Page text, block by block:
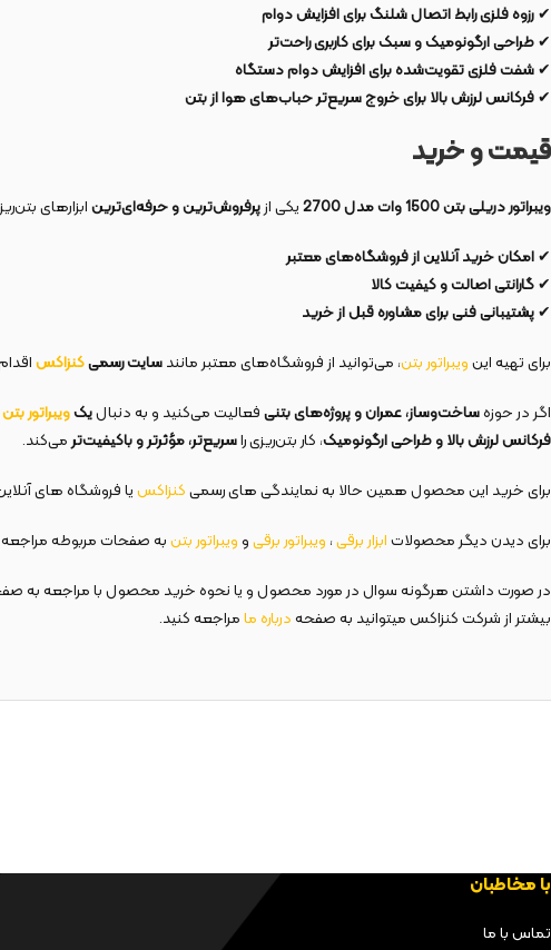
✔رزوه فلزی رابط اتصال شلنگ برای افزایش دوام
✔طراحی ارگونومیک و سبک برای کاربری راحت‌تر
✔شفت فلزی تقویت‌شده برای افزایش دوام دستگاه
✔فرکانس لرزش بالا برای خروج سریع‌تر حباب‌های هوا از بتن
قیمت و خرید
ویبراتور دریلی بتن 1500 وات مدل 2700 یکی ازپرفروش‌ترین و حرفه‌ای‌ترینابزارهای
✔امکان خرید آنلاین از فروشگاه‌های معتبر
✔گارانتی اصالت و کیفیت کالا
✔پشتیبانی فنی برای مشاوره قبل از خرید
برای تهیه اینویبراتور بتن، می‌توانید از فروشگاه‌های معتبر مانندسایت رسمیکنزاکس
اگر در حوزهساخت‌وساز، عمران و پروژه‌های بتنیفعالیت می‌کنید و به دنبالیکویبراتور بتن
فرکانس لرزش بالا و طراحی ارگونومیک، کار بتن‌ریزی راسریع‌تر، مؤثرتر و باکیفیت‌ترمی‌کند.
برای خرید این محصول همین حالا به نمایندگی های رسمیکنزاکسیا فروشگاه های
برای دیدن دیگر محصولاتابزاربرقی، ویبراتور برقیوویبراتور بتنبه صفحات مربوطه مراجعه
در صورت داشتن هرگونه سوال در مورد محصول و یا نحوه خرید محصول با مراجعه به
بیشتر از شرکت کنزاکس میتوانید به صفحهدرباره مامراجعه کنید.
با مخاطبان
تماس با ما